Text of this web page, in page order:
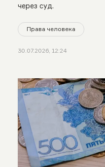
через суд.
Права человека
30.07.2026, 12:24